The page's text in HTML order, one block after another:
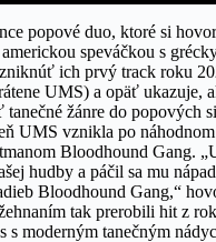
popové duo, ktoré si
speváčkou s
ich prvý track roku
UMS) a opäť ukazuje,
tanečné žánre do popových
UMS vznikla po
Bloodhound Gang.
hudby a páčil sa mu
Bloodhound Gang,“
tak prerobili hit z
s moderným tanečným